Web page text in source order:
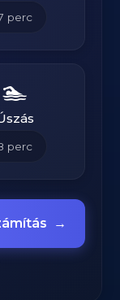
perc
🏊
perc
→